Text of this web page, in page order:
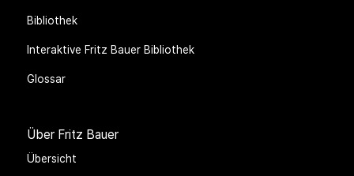
Bibliothek
Interaktive Fritz Bauer Bibliothek
Glossar
Über Fritz Bauer
Übersicht